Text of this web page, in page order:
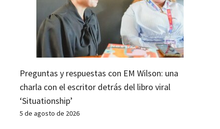
Preguntas y respuestas con EM Wilson: una
charla con el escritor detrás del libro viral
‘Situationship’
5 de agosto de 2026